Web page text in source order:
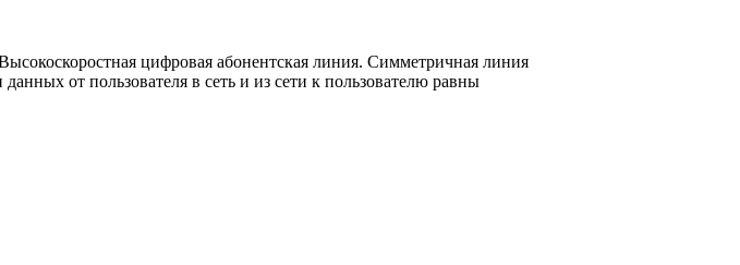
цифровая абонентская линия. Симметричная линия
от пользователя в сеть и из сети к пользователю равны